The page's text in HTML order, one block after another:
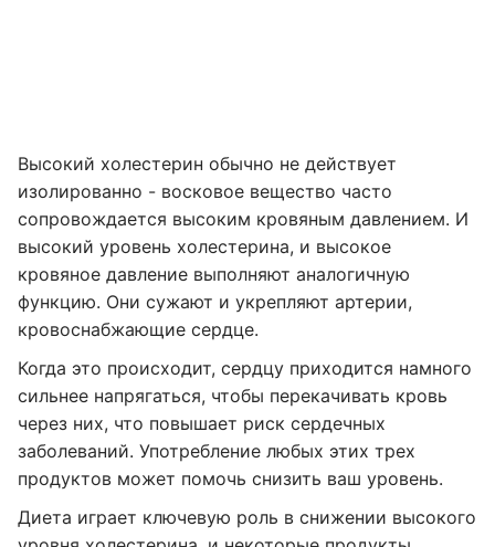
Высокий холестерин обычно не действует
изолированно - восковое вещество часто
сопровождается высоким кровяным давлением. И
высокий уровень холестерина, и высокое
кровяное давление выполняют аналогичную
функцию. Они сужают и укрепляют артерии,
кровоснабжающие сердце.
Когда это происходит, сердцу приходится намного
сильнее напрягаться, чтобы перекачивать кровь
через них, что повышает риск сердечных
заболеваний. Употребление любых этих трех
продуктов может помочь снизить ваш уровень.
Диета играет ключевую роль в снижении высокого